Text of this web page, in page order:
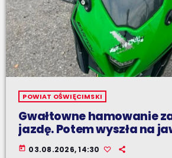
POWIAT OŚWIĘCIMSKI
Gwałtowne hamowanie
jazdę. Potem wyszła na
today 03.08.2026, 14:30